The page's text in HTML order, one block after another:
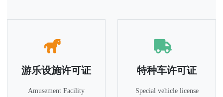
游乐设施许可证
Amusement Facility
特种车许可证
Special vehicle license